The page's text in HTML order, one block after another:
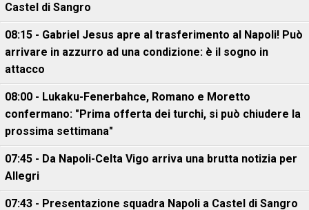
Castel di Sangro
08:15 - Gabriel Jesus apre al trasferimento al Napoli! Può
arrivare in azzurro ad una condizione: è il sogno in
attacco
08:00 - Lukaku-Fenerbahce, Romano e Moretto
confermano: "Prima offerta dei turchi, si può chiudere la
prossima settimana"
07:45 - Da Napoli-Celta Vigo arriva una brutta notizia per
Allegri
07:43 - Presentazione squadra Napoli a Castel di Sangro